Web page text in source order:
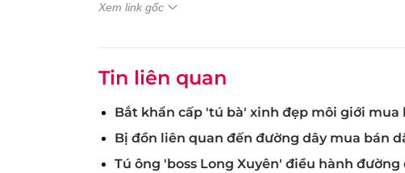
Xem link gốc
Tin liên quan
Bắt khẩn cấp 'tú bà' xinh đẹp môi giới mua
Bị đồn liên quan đến đường dây mua bán
Tú ông 'boss Long Xuyên' điều hành